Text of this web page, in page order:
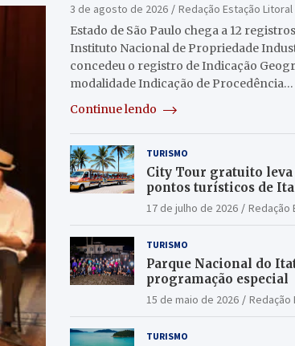
3 de agosto de 2026
Redação Estação Litoral
Estado de São Paulo chega a 12
Instituto Nacional de Propriedade
concedeu o registro de Indicação
modalidade Indicação de Procedência…
Continue lendo
TURISMO
City Tour gratuito
pontos turísticos de
17 de julho de 2026 Redação
TURISMO
Parque Nacional do
programação especial
15 de maio de 2026 Redação
TURISMO